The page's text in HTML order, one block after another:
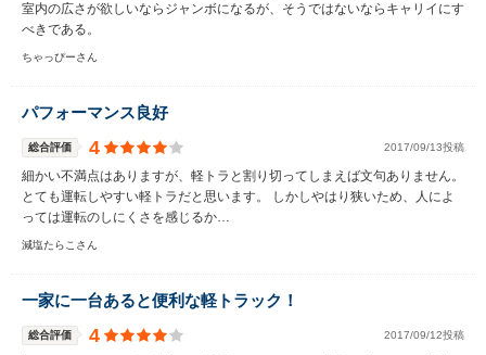
室内の広さが欲しいならジャンボになるが、そうではないならキャリイにす
べきである。
ちゃっぴーさん
パフォーマンス良好
総合評価 4 2017/09/13投稿
細かい不満点はありますが、軽トラと割り切ってしまえば文句ありません。
とても運転しやすい軽トラだと思います。 しかしやはり狭いため、人によ
っては運転のしにくさを感じるか…
減塩たらこさん
一家に一台あると便利な軽トラック！
総合評価 4 2017/09/12投稿